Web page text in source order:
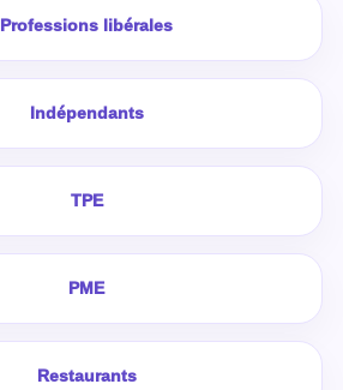
Professions libérales
Indépendants
TPE
PME
Restaurants